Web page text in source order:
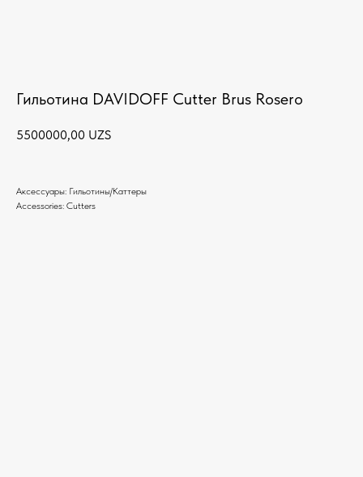
Гильотина DAVIDOFF Cutter Brus Rosero
5500000,00 UZS
Аксессуары: Гильотины/Каттеры
Accessories: Cutters